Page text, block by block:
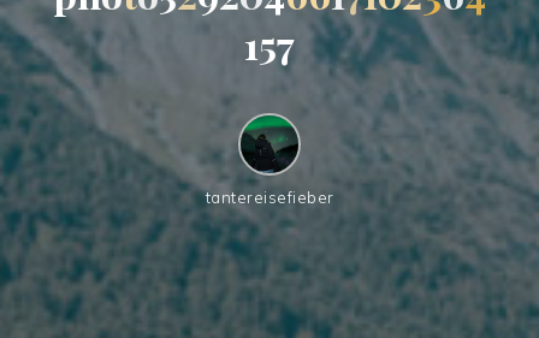
157
tantereisefieber